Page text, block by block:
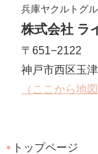
兵庫ヤクルトグ
株式会社 ラ
〒651−2122
神戸市西区玉
（ここから地
トップページ